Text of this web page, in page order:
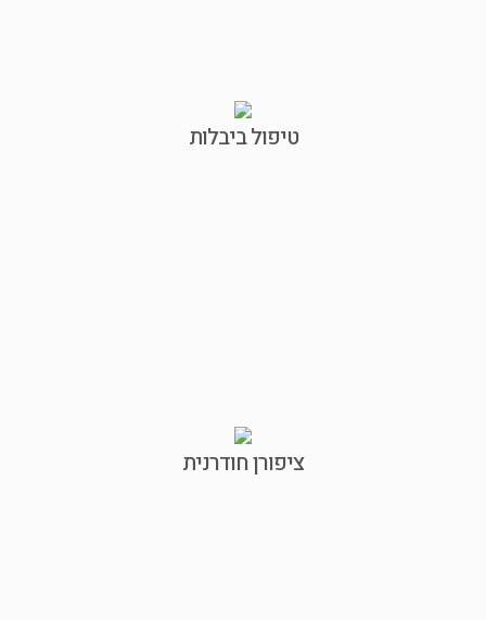
טיפול ביבלות
ציפורן חודרנית